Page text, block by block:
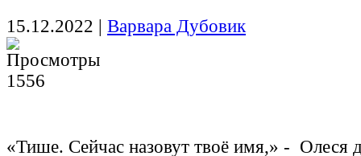
15.12.2022 | Варвара Дубовик
1556
«Тише. Сейчас назовут твоё имя,» - Олеся